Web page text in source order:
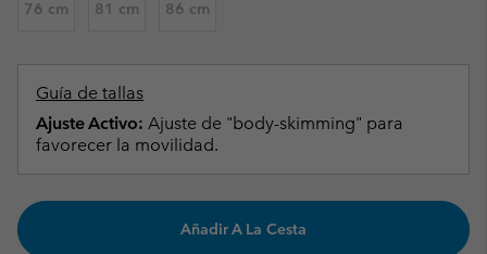
76 cm 81 cm 86 cm
Guía de tallas
Ajuste Activo: Ajuste de "body-skimming" para
favorecer la movilidad.
Añadir A La Cesta